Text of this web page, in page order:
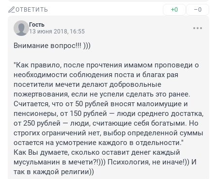
ОТВЕТИТЬ +0 –0
Гость
13 июня 2018, 16:55
Внимание вопрос!!! )))
"Как правило, после прочтения имамом проповеди о
необходимости соблюдения поста и благах рая
посетители мечети делают добровольные
пожертвования, если не успели сделать это ранее.
Считается, что от 50 рублей вносят малоимущие и
пенсионеры, от 150 рублей — люди среднего достатка,
от 250 рублей — люди, считающие себя богатыми. Но
строгих ограничений нет, выбор определенной суммы
остается на усмотрение каждого в отдельности."
Как Вы думаете, сколько оставит денег каждый
мусульманин в мечети?!))) Психология, не иначе!)) И
так в каждой религии))